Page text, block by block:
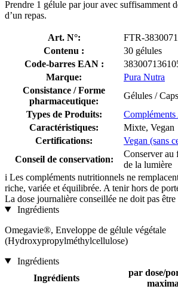
Prendre 1 gélule par jour avec suffisamment
d’un repas.
Art. N°:
FTR-
Contenu :
30 gélules
Code-barres EAN :
Marque:
Pura Nutra
Consistance / Forme
pharmaceutique:
Gélules /
Types de Produits:
Caractéristiques:
Mixte, Vegan
Certifications:
Vegan (sans
Conseil de conservation:
Conserver au
de la lumière
i Les compléments nutritionnels ne
riche, variée et équilibrée. A tenir hors de
La dose journalière conseillée ne doit pas être
Ingrédients
Omegavie®, Enveloppe de gélule végétale
(Hydroxypropylméthylcellulose)
Ingrédients
Ingrédients
par dose/